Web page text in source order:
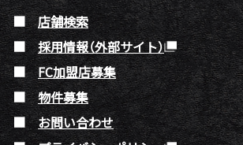
店舗検索
採用情報（外部サイト）
FC加盟店募集
物件募集
お問い合わせ